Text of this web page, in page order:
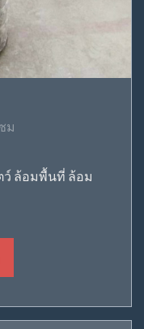
ม
ว์ ล้อมพื้นที่ ล้อม